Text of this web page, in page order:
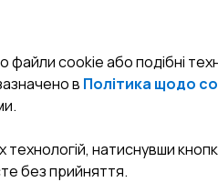
cookie або подібні
в Політика щодо
натиснувши
без прийняття.